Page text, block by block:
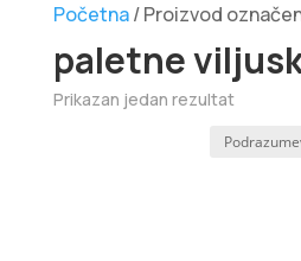
Početna/ Proizvod
paletne
Prikazan jedan rezultat